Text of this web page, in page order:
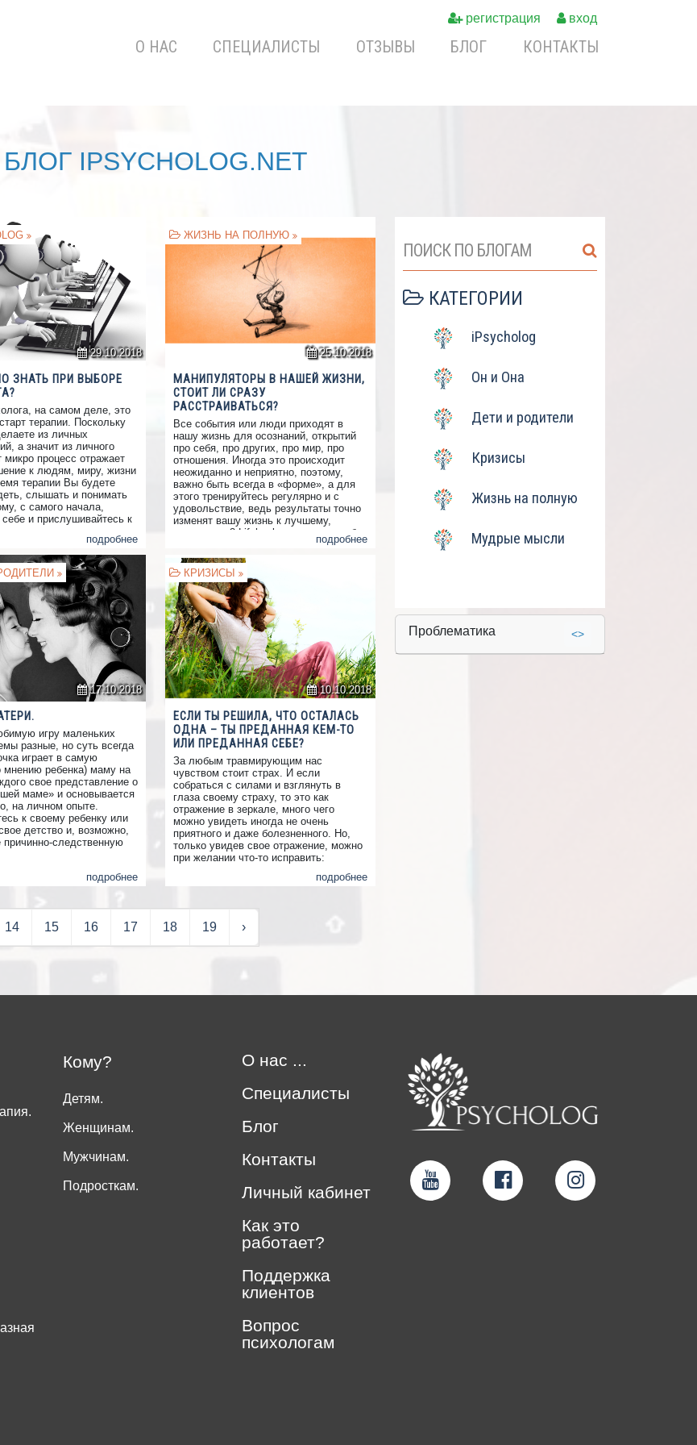
регистрация вход
О НАС СПЕЦИАЛИСТЫ ОТЗЫВЫ БЛОГ КОНТАКТЫ
БЛОГ IPSYCHOLOG.NET
ПОИСК ПО БЛОГАМ
КАТЕГОРИИ
iPsycholog
Он и Она
Дети и родители
Кризисы
Жизнь на полную
Мудрые мысли
Проблематика <>
29.10.2018
ЗНАТЬ ПРИ ВЫБОРЕ
на самом деле, это
терапии. Поскольку
из личных
а значит из личного
микро процесс отражает
к людям, миру, жизни
терапии Вы будете
слышать и понимать
с самого начала,
себе и прислушивайтесь к
с психологом должны быть
подробнее
ЖИЗНЬ НА ПОЛНУЮ
25.10.2018
МАНИПУЛЯТОРЫ В НАШЕЙ ЖИЗНИ,
СТОИТ ЛИ СРАЗУ
РАССТРАИВАТЬСЯ?
Все события или люди приходят в
нашу жизнь для осознаний, открытий
про себя, про других, про мир, про
отношения. Иногда это происходит
неожиданно и неприятно, поэтому,
важно быть всегда в «форме», а для
этого тренируйтесь регулярно и с
удовольствие, ведь результаты точно
изменят вашу жизнь к лучшему,
предлагаю 3 Lifehack – как вести себя
подробнее
17.10.2018
игру маленьких
разные, но суть всегда
играет в самую
ребенка) маму на
свое представление о
маме» и основывается
на личном опыте.
к своему ребенку или
детство и, возможно,
причинно-следственную
подробнее
КРИЗИСЫ
10.10.2018
ЕСЛИ ТЫ РЕШИЛА, ЧТО ОСТАЛАСЬ
ОДНА – ТЫ ПРЕДАННАЯ КЕМ-ТО
ИЛИ ПРЕДАННАЯ СЕБЕ?
За любым травмирующим нас
чувством стоит страх. И если
собраться с силами и взглянуть в
глаза своему страху, то это как
отражение в зеркале, много чего
можно увидеть иногда не очень
приятного и даже болезненного. Но,
только увидев свое отражение, можно
при желании что-то исправить:
подробнее
14 15 16 17 18 19 ›
Кому?
Детям.
Женщинам.
Мужчинам.
Подросткам.
О нас ...
Специалисты
Блог
Контакты
Личный кабинет
Как это
работает?
Поддержка
клиентов
Вопрос
психологам